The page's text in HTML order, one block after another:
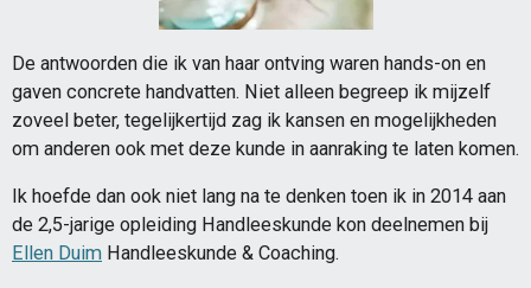
De antwoorden die ik van haar ontving waren hands-on en
gaven concrete handvatten. Niet alleen begreep ik mijzelf
zoveel beter, tegelijkertijd zag ik kansen en mogelijkheden
om anderen ook met deze kunde in aanraking te laten komen.
Ik hoefde dan ook niet lang na te denken toen ik in 2014 aan
de 2,5-jarige opleiding Handleeskunde kon deelnemen bij
Ellen Duim Handleeskunde & Coaching.